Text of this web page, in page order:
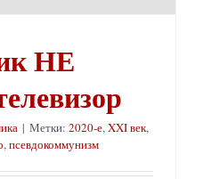
НЕ
| Метки: 2020-е,XXI век,
,псевдокоммунизм